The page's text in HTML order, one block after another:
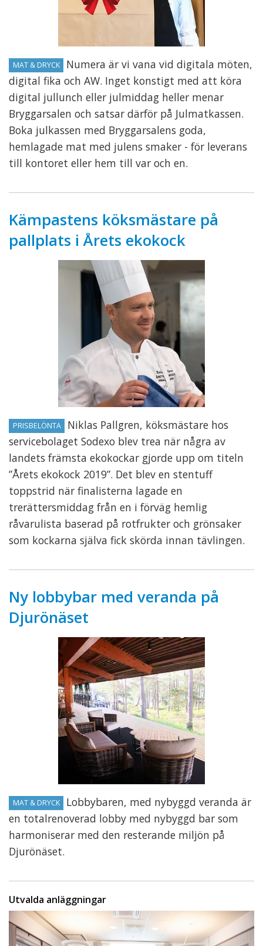
MAT & DRYCK
Numera är vi vana vid digitala möten,
digital fika och AW. Inget konstigt med att köra
digital jullunch eller julmiddag heller menar
Bryggarsalen och satsar därför på Julmatkassen.
Boka julkassen med Bryggarsalens goda,
hemlagade mat med julens smaker - för leverans
till kontoret eller hem till var och en.
Kämpastens köksmästare på
pallplats i Årets ekokock
PRISBELÖNTA
Niklas Pallgren, köksmästare hos
servicebolaget Sodexo blev trea när några av
landets främsta ekokockar gjorde upp om titeln
”Årets ekokock 2019”. Det blev en stentuff
toppstrid när finalisterna lagade en
trerättersmiddag från en i förväg hemlig
råvarulista baserad på rotfrukter och grönsaker
som kockarna själva fick skörda innan tävlingen.
Ny lobbybar med veranda på
Djurönäset
MAT & DRYCK
Lobbybaren, med nybyggd veranda är
en totalrenoverad lobby med nybyggd bar som
harmoniserar med den resterande miljön på
Djurönäset.
Utvalda anläggningar